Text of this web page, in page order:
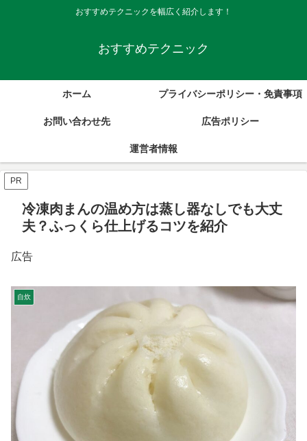
おすすめテクニックを幅広く紹介します！
おすすめテクニック
ホーム プライバシーポリシー・免責事項
お問い合わせ先 広告ポリシー
運営者情報
PR
冷凍肉まんの温め方は蒸し器なしでも大丈
夫？ふっくら仕上げるコツを紹介
広告
自炊